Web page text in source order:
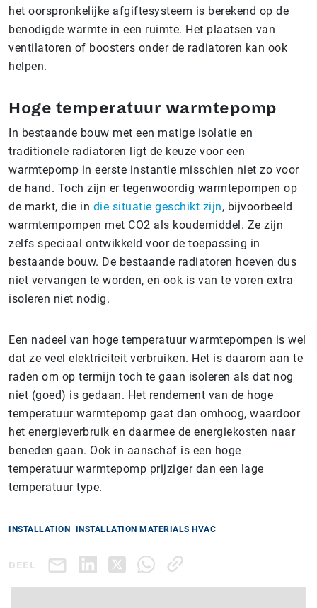
het oorspronkelijke afgiftesysteem is berekend op de
benodigde warmte in een ruimte. Het plaatsen van
ventilatoren of boosters onder de radiatoren kan ook
helpen.
Hoge temperatuur warmtepomp
In bestaande bouw met een matige isolatie en
traditionele radiatoren ligt de keuze voor een
warmtepomp in eerste instantie misschien niet zo voor
de hand. Toch zijn er tegenwoordig warmtepompen op
de markt, die in die situatie geschikt zijn, bijvoorbeeld
warmtempompen met CO2 als koudemiddel. Ze zijn
zelfs speciaal ontwikkeld voor de toepassing in
bestaande bouw. De bestaande radiatoren hoeven dus
niet vervangen te worden, en ook is van te voren extra
isoleren niet nodig.
Een nadeel van hoge temperatuur warmtepompen is wel
dat ze veel elektriciteit verbruiken. Het is daarom aan te
raden om op termijn toch te gaan isoleren als dat nog
niet (goed) is gedaan. Het rendement van de hoge
temperatuur warmtepomp gaat dan omhoog, waardoor
het energieverbruik en daarmee de energiekosten naar
beneden gaan. Ook in aanschaf is een hoge
temperatuur warmtepomp prijziger dan een lage
temperatuur type.
INSTALLATION INSTALLATION MATERIALS HVAC
DEEL